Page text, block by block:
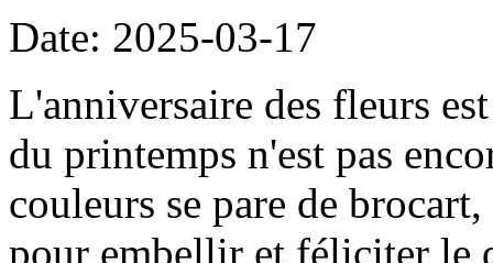
Date: 2025-03-17
L'anniversaire des fleurs
du printemps n'est pas
couleurs se pare de
pour embellir et féliciter le